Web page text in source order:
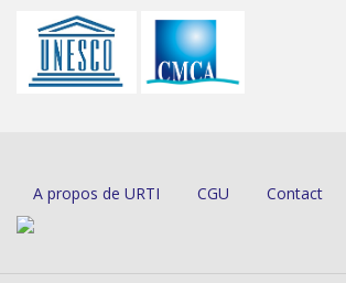
A propos de URTI CGU Contact